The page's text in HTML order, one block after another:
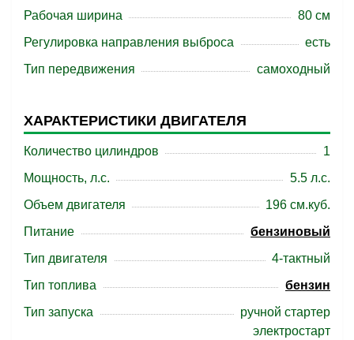
Рабочая ширина
80 см
Регулировка направления выброса
есть
Тип передвижения
самоходный
ХАРАКТЕРИСТИКИ ДВИГАТЕЛЯ
Количество цилиндров
1
Мощность, л.с.
5.5 л.с.
Объем двигателя
196 см.куб.
Питание
бензиновый
Тип двигателя
4-тактный
Тип топлива
бензин
Тип запуска
ручной стартер
электростарт